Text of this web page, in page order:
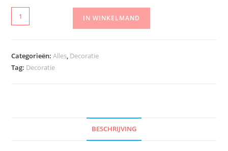
IN WINKELMAND
Categorieën:Alles, Decoratie
Tag: Decoratie
BESCHRIJVING